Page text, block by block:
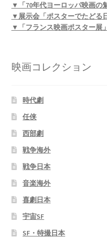
▼「70年代ヨーロッパ映画の
▼展示会「ポスターでたど
▼「フランス映画ポスター展
映画コレクション
時代劇
任侠
西部劇
戦争海外
戦争日本
音楽海外
喜劇日本
宇宙SF
SF・特撮日本